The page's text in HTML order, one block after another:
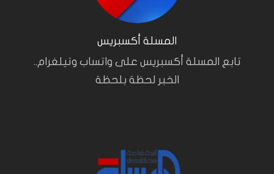
المسلة أكسبريس
تابع المسلة أكسبريس على واتساب وتيلغرام..
الخبر لحظة بلحظة